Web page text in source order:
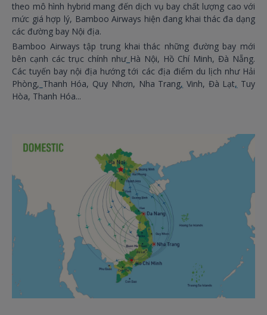
theo mô hình hybrid mang đến dịch vụ bay chất lượng cao với
mức giá hợp lý, Bamboo Airways hiện đang khai thác đa dạng
các đường bay Nội địa.
Bamboo Airways tập trung khai thác những đường bay mới
bên cạnh các trục chính như Hà Nội, Hồ Chí Minh, Đà Nẵng.
Các tuyến bay nội địa hướng tới các địa điểm du lịch như Hải
Phòng, Thanh Hóa, Quy Nhơn, Nha Trang, Vinh, Đà Lạt, Tuy
Hòa, Thanh Hóa...